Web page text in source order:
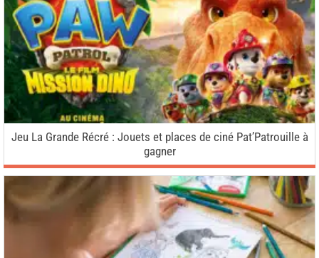
Jeu La Grande Récré : Jouets et places de ciné Pat’Patrouille à
gagner